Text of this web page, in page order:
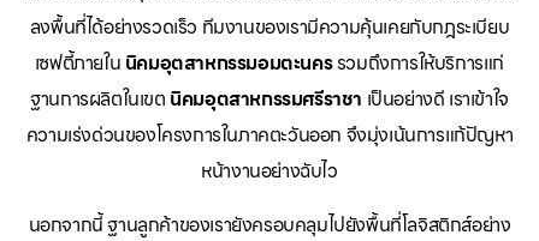
ลงพื้นที่ได้อย่างรวดเร็ว ทีมงานของเรามีความคุ้นเคยกับกฎระเบียบ
เซฟตี้ภายใน นิคมอุตสาหกรรมอมตะนครรวมถึงการให้บริการแก่
ฐานการผลิตในเขต นิคมอุตสาหกรรมศรีราชา เป็นอย่างดี เราเข้าใจ
ความเร่งด่วนของโครงการในภาคตะวันออก จึงมุ่งเน้นการแก้ปัญหา
หน้างานอย่างฉับไว
นอกจากนี้ ฐานลูกค้าของเรายังครอบคลุมไปยังพื้นที่โลจิสติกส์อย่าง